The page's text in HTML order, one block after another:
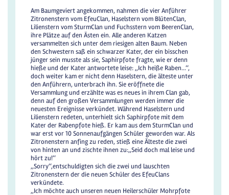
Am Baumgeviert angekommen, nahmen die vier Anführer
Zitronenstern vom EfeuClan, Haselstern vom BlütenClan,
Lilienstern vom SturmClan und Fuchsstern vom BeerenClan,
ihre Plätze auf den Ästen ein. Alle anderen Katzen
versammelten sich unter dem riesigen alten Baum. Neben
den Schwestern saß ein schwarzer Kater, der ein bisschen
jünger sein musste als sie, Saphirpfote fragte, wie er denn
hieße und der Kater antwortete leise: ,,Ich heiße Raben...‘‘,
doch weiter kam er nicht denn Haselstern, die älteste unter
den Anführern, unterbrach ihn. Sie eröffnete die
Versammlung und erzählte was es neues in ihrem Clan gab,
denn auf den großen Versammlungen werden immer die
neuesten Ereignisse verkündet. Während Haselstern und
Lilienstern redeten, unterhielt sich Saphirpfote mit dem
Kater der Rabenpfote hieß. Er kam aus dem SturmClan und
war erst vor 10 Sonnenaufgängen Schüler geworden war. Als
Zitronenstern anfing zu reden, stieß eine Älteste die zwei
von hinten an und zischte ihnen zu:,,Seid doch mal leise und
hört zu!‘‘
,,Sorry‘‘,entschuldigten sich die zwei und lauschten
Zitronenstern der die neuen Schüler des EfeuClans
verkündete.
,,Ich möchte auch unseren neuen Heilerschüler Mohrpfote